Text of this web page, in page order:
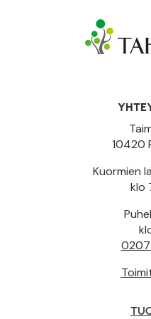
10420
Kuormien
klo